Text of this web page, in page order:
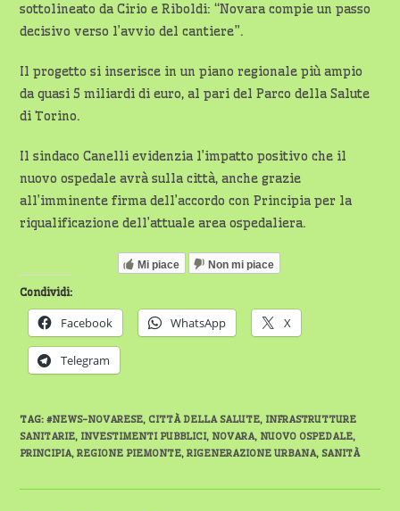
sottolineato da Cirio e Riboldi: “Novara compie un passo
decisivo verso l’avvio del cantiere”.
Il progetto si inserisce in un piano regionale più ampio
da quasi 5 miliardi di euro, al pari del Parco della Salute
di Torino.
Il sindaco Canelli evidenzia l’impatto positivo che il
nuovo ospedale avrà sulla città, anche grazie
all’imminente firma dell’accordo con Principia per la
riqualificazione dell’attuale area ospedaliera.
Mi piace Non mi piace
Condividi:
Facebook WhatsApp X
Telegram
TAG:#NEWS-NOVARESE, CITTÀ DELLA SALUTE, INFRASTRUTTURE
SANITARIE, INVESTIMENTI PUBBLICI, NOVARA, NUOVO OSPEDALE,
PRINCIPIA, REGIONE PIEMONTE, RIGENERAZIONE URBANA, SANITÀ